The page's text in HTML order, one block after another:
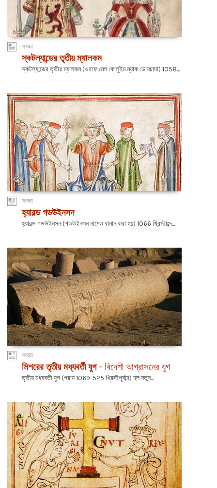
সংজ্ঞা
স্কটল্যান্ডের তৃতীয় ম্যালকম
স্কটল্যান্ডের তৃতীয় ম্যালকম (ওরফে মেল কোলুইম ম্যাক ডোনচাদা) 1058...
সংজ্ঞা
হ্যারল্ড গডউইনসন
হ্যারল্ড গডউইনসন (গডউইনসন নামেও বানান করা হয়) 1066 খ্রিস্টাব্দে...
সংজ্ঞা
মিশরের তৃতীয় মধ্যবর্তী যুগ - বিদেশী আগ্রাসনের যুগ
তৃতীয় মধ্যবর্তী যুগ (প্রায় 1069-525 খ্রিস্টপূর্বাব্দ) হল নতুন...